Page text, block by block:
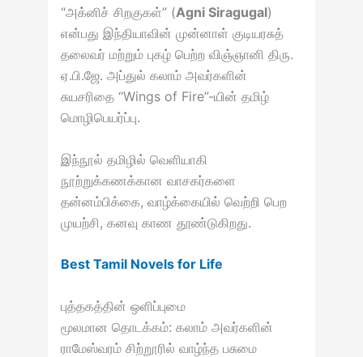
“அக்னிச் சிறகுகள்” (Agni Siragugal)
என்பது இந்தியாவின் முன்னாள் குடியரசுத்
தலைவர் மற்றும் புகழ் பெற்ற விஞ்ஞானி திரு.
ஏ.பி.ஜே. அப்துல் கலாம் அவர்களின்
சுயசரிதை “Wings of Fire”-யின் தமிழ்
மொழிபெயர்ப்பு.
இந்நூல் தமிழில் வெளியாகி
நூற்றுக்கணக்கான வாசகர்களை
தன்னம்பிக்கை, வாழ்க்கையில் வெற்றி பெற
முயற்சி, கனவு காண தூண்டுகிறது.
Best Tamil Novels for Life
புத்தகத்தின் ஒளிப்புமை
மூலமான தொடக்கம்: கலாம் அவர்களின்
ராமேஸ்வரம் சிற்றூரில் வாழ்ந்த பசுமை